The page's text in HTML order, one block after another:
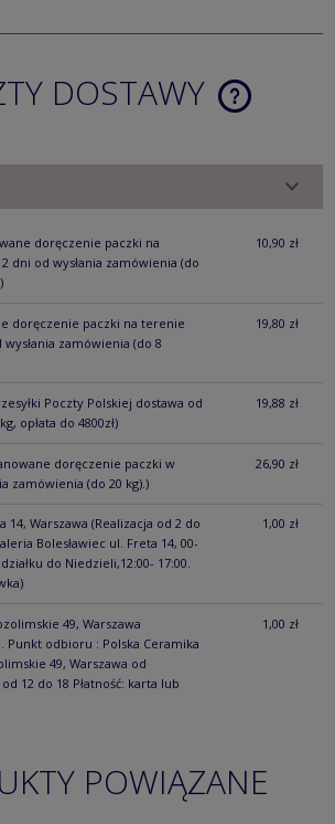
DOSTAWY
CENA NIE
doręczenie paczki na
dni od wysłania zamówienia (do
10,90 zł
doręczenie paczki na terenie
zamówienia (do 8
19,80 zł
Poczty Polskiej dostawa od
opłata do 4800zł)
19,88 zł
doręczenie paczki w
zamówienia (do 20 kg).)
26,90 zł
14, Warszawa (Realizacja od 2 do
Bolesławiec ul. Freta 14, 00-
do Niedzieli,12:00- 17:00.
1,00 zł
49, Warszawa
Punkt odbioru : Polska Ceramika
49, Warszawa od
12 do 18 Płatność: karta lub
1,00 zł
POWIĄZANE